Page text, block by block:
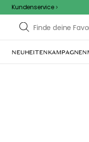
Kundenservice
NEUHEITENKAMPAGNEN